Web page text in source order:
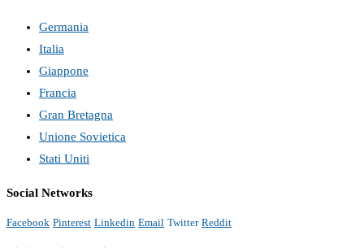
Germania
Italia
Giappone
Francia
Gran Bretagna
Unione Sovietica
Stati Uniti
Social Networks
Facebook Pinterest Linkedin Email Twitter Reddit